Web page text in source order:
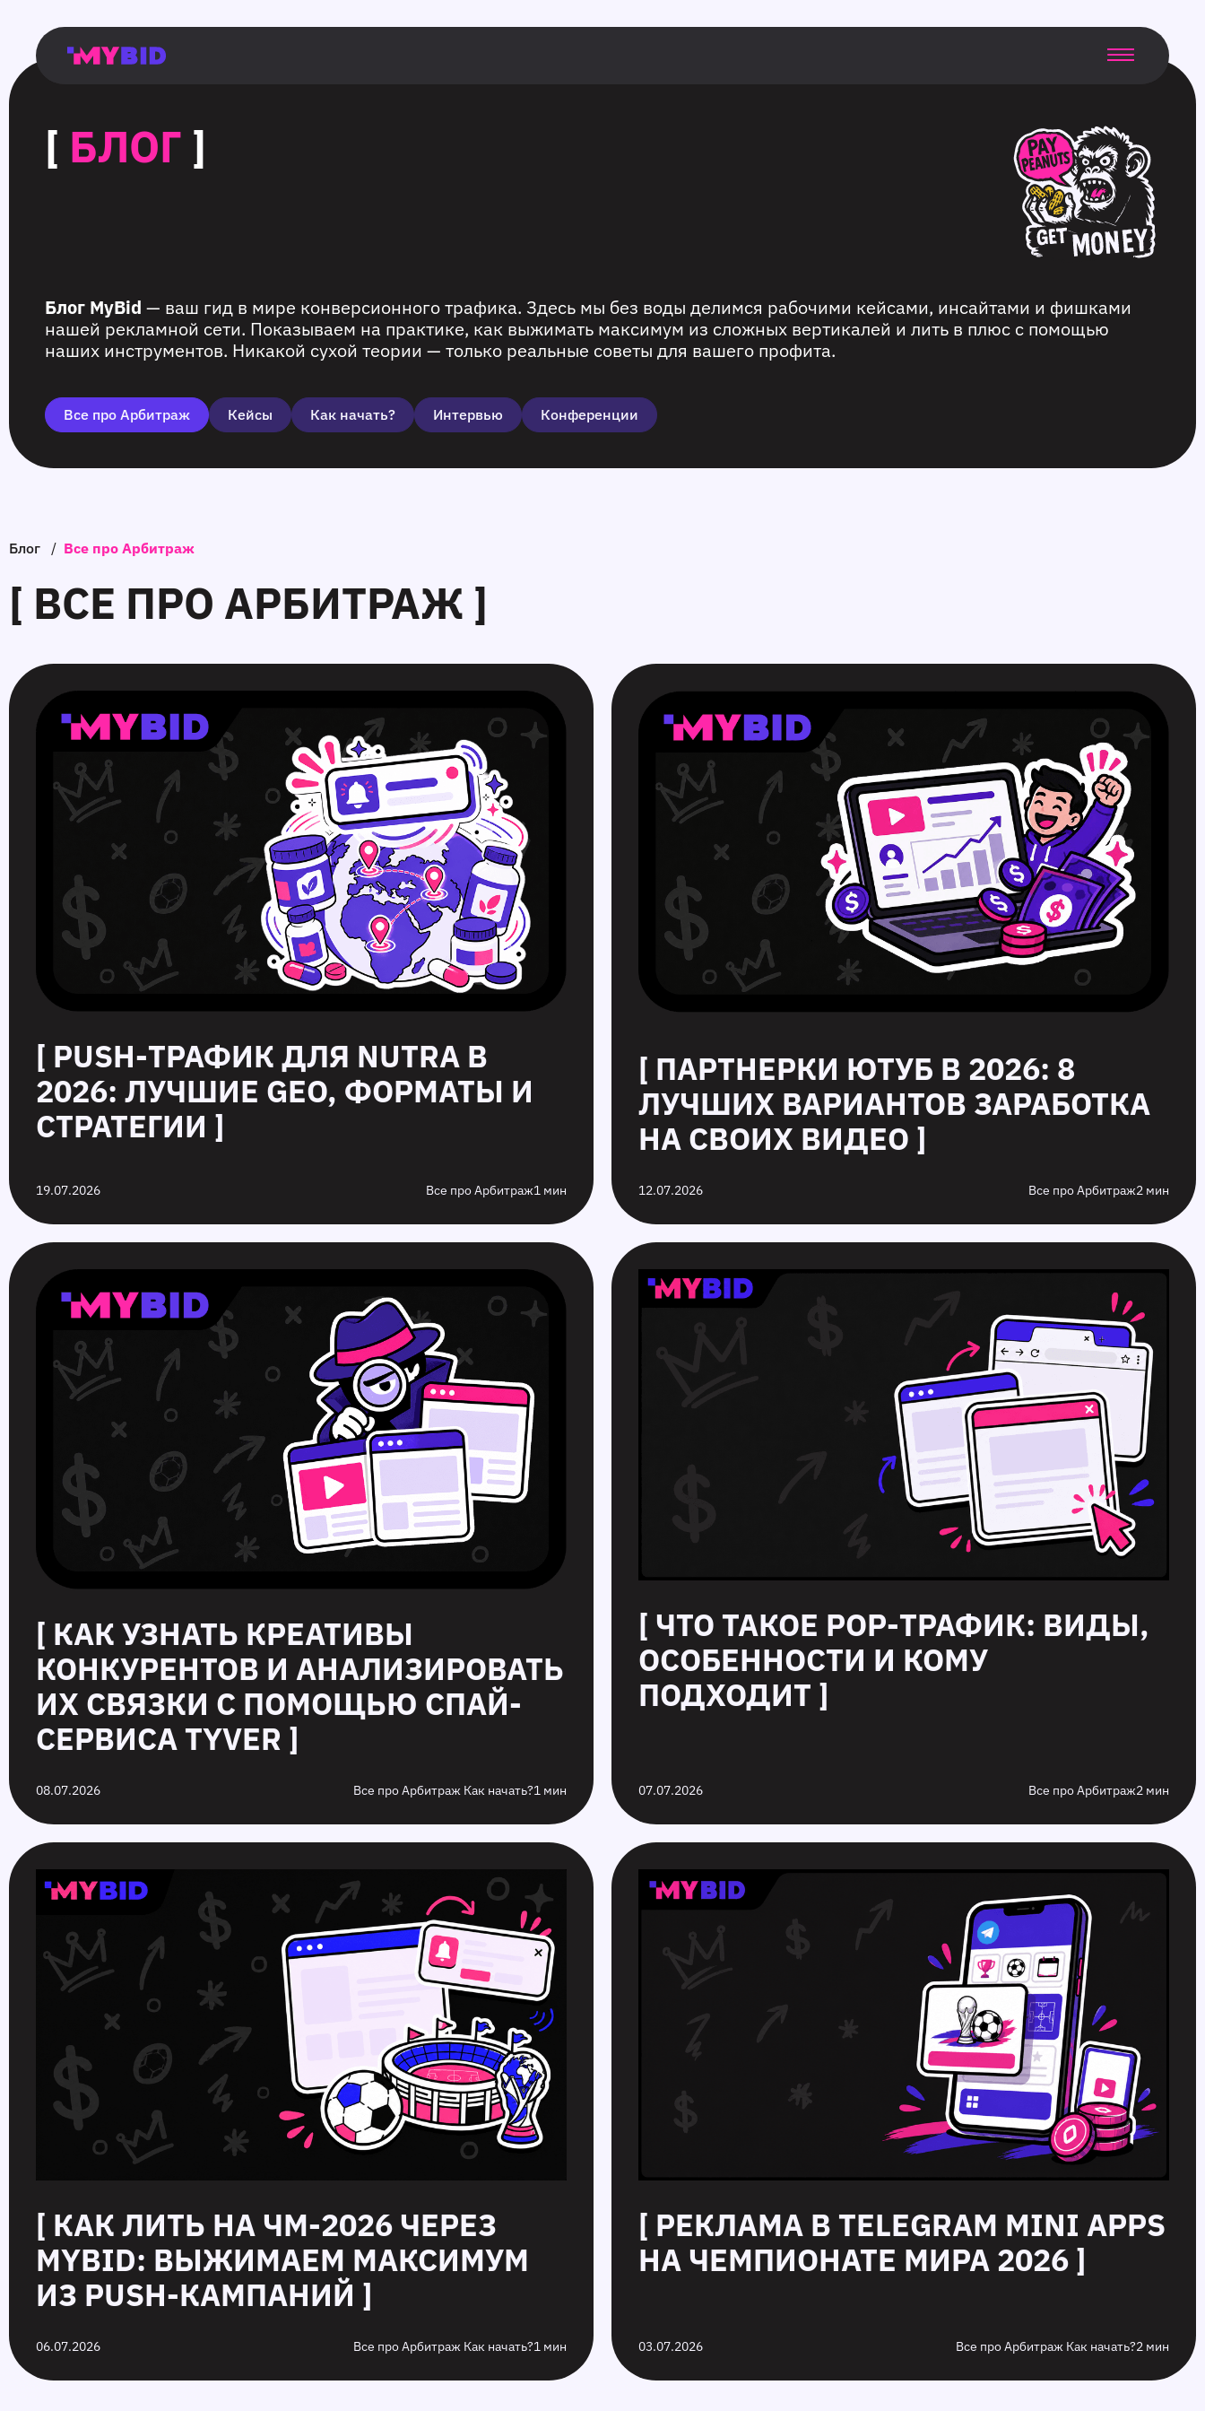
Главная
Гибкий
таргетинг
Возможности
Форматы
TMA
Главная
Домонетизация
TMA
Блог
Главная
страница
Main
page
Flexible
targeting
Opportunities
Formats
TMA
Main
page
Extra
monetization
TMA
Blog
Main
page
[ БЛОГ ]
Блог MyBid — ваш гид в мире конверсионного трафика. Здесь мы без воды делимся рабочими кейсами, инсайтами и фишками
нашей рекламной сети. Показываем на практике, как выжимать максимум из сложных вертикалей и лить в плюс с помощью
наших инструментов. Никакой сухой теории — только реальные советы для вашего профита.
Все про Арбитраж Кейсы Как начать? Интервью Конференции
Блог / Все про Арбитраж
[ ВСЕ ПРО АРБИТРАЖ ]
[ PUSH‑ТРАФИК ДЛЯ NUTRA В
2026: ЛУЧШИЕ GEO, ФОРМАТЫ И
СТРАТЕГИИ ]
19.07.2026 Все про Арбитраж1 мин
[ ПАРТНЕРКИ ЮТУБ В 2026: 8
ЛУЧШИХ ВАРИАНТОВ ЗАРАБОТКА
НА СВОИХ ВИДЕО ]
12.07.2026 Все про Арбитраж2 мин
[ КАК УЗНАТЬ КРЕАТИВЫ
КОНКУРЕНТОВ И АНАЛИЗИРОВАТЬ
ИХ СВЯЗКИ С ПОМОЩЬЮ СПАЙ-
СЕРВИСА TYVER ]
08.07.2026 Все про Арбитраж Как начать?1 мин
[ ЧТО ТАКОЕ POP-ТРАФИК: ВИДЫ,
ОСОБЕННОСТИ И КОМУ
ПОДХОДИТ ]
07.07.2026 Все про Арбитраж2 мин
[ КАК ЛИТЬ НА ЧМ-2026 ЧЕРЕЗ
MYBID: ВЫЖИМАЕМ МАКСИМУМ
ИЗ PUSH-КАМПАНИЙ ]
06.07.2026 Все про Арбитраж Как начать?1 мин
[ РЕКЛАМА В TELEGRAM MINI APPS
НА ЧЕМПИОНАТЕ МИРА 2026 ]
03.07.2026 Все про Арбитраж Как начать?2 мин